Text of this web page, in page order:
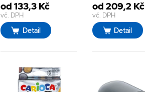
od 133,3 Kč
vč. DPH
Detail
od 209,2 Kč
vč. DPH
Detail